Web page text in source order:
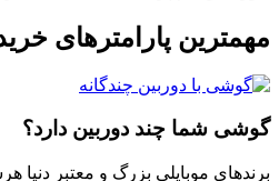
مهمترین پارامترهای
گوشی شما چند دوربین دارد؟
برندهای موبایلی بزرگ و معتبر دنیا